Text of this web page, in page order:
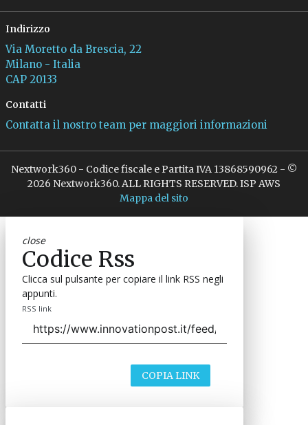
Indirizzo
Via Moretto da Brescia, 22
Milano - Italia
CAP 20133
Contatti
Contatta il nostro team per maggiori informazioni
Nextwork360 - Codice fiscale e Partita IVA 13868590962 - ©
2026 Nextwork360. ALL RIGHTS RESERVED. ISP AWS
Mappa del sito
close
Codice Rss
Clicca sul pulsante per copiare il link RSS negli
appunti.
RSS link
COPIA LINK